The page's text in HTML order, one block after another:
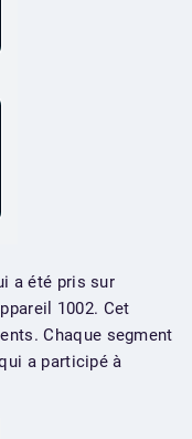
a été pris sur
1002. Cet
Chaque segment
a participé à